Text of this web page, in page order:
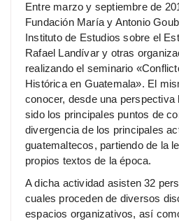
Entre marzo y septiembre de
Fundación María y Antonio
Instituto de Estudios sobre el
Rafael Landívar y otras
realizando el seminario
Histórica en Guatemala». El
conocer, desde una
sido los principales puntos de
divergencia de los principales
guatemaltecos, partiendo de la
propios textos de la época.
A dicha actividad asisten 32
cuales proceden de diversos
espacios organizativos, así